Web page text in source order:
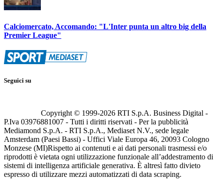
Calciomercato, Accomando: "L'Inter punta un altro big della
Premier League"
Seguici su
Copyright © 1999-2026 RTI S.p.A. Business Digital -
P.Iva 03976881007 - Tutti i diritti riservati - Per la pubblicità
Mediamond S.p.A. - RTI S.p.A., Mediaset N.V., sede legale
Amsterdam (Paesi Bassi) - Uffici Viale Europa 46, 20093 Cologno
Monzese (MI)Rispetto ai contenuti e ai dati personali trasmessi e/o
riprodotti è vietata ogni utilizzazione funzionale all’addestramento di
sistemi di intelligenza artificiale generativa. È altresì fatto divieto
espresso di utilizzare mezzi automatizzati di data scraping.